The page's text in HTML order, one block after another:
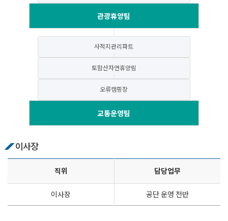
관광휴양팀
사적지관리파트
토함산자연휴양림
오류캠핑장
교통운영팀
이사장
직위 담당업무
이사장 공단 운영 전반